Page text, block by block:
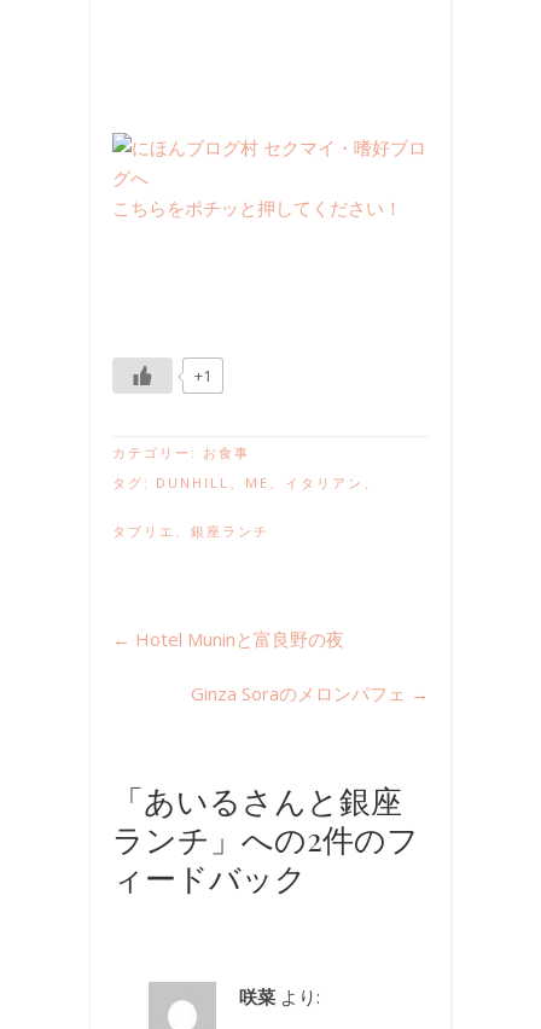
こちらをポチッと押してください！
+1
カテゴリー: お食事
タグ: DUNHILL 、 ME 、 イタリアン 、
タブリエ 、 銀座ランチ
← Hotel Muninと富良野の夜
Ginza Soraのメロンパフェ →
「あいるさんと銀座
ランチ」への2件のフ
ィードバック
咲菜 より: